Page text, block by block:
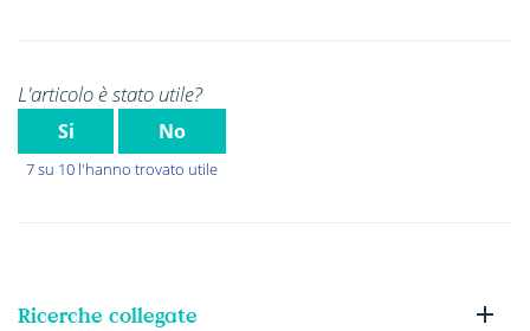
L'articolo è stato utile?
Si No
7 su 10 l'hanno trovato utile
Ricerche collegate